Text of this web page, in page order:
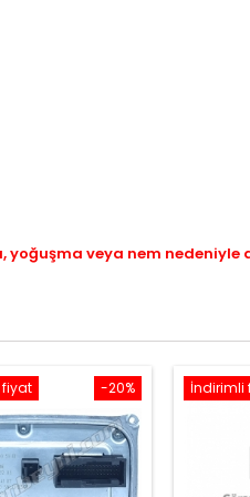
yoğuşma veya nem nedeniyle
-20% İndirimli